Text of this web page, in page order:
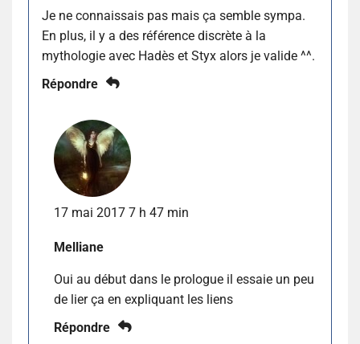
Je ne connaissais pas mais ça semble sympa.
En plus, il y a des référence discrète à la
mythologie avec Hadès et Styx alors je valide ^^.
Répondre
17 mai 2017 7 h 47 min
Melliane
Oui au début dans le prologue il essaie un peu
de lier ça en expliquant les liens
Répondre